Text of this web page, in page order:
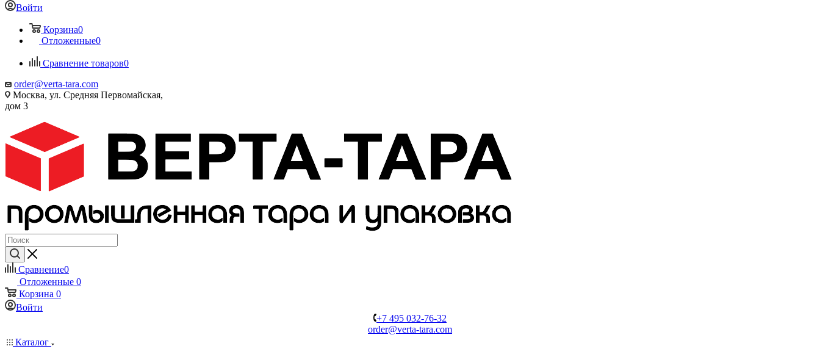
Войти
Корзина0
Отложенные0
Сравнение товаров0
order@verta-tara.com
Москва, ул. Средняя Первомайская,
дом 3
Сравнение0
Отложенные 0
Корзина 0
Войти
+7 495 032-76-32
order@verta-tara.com
Каталог